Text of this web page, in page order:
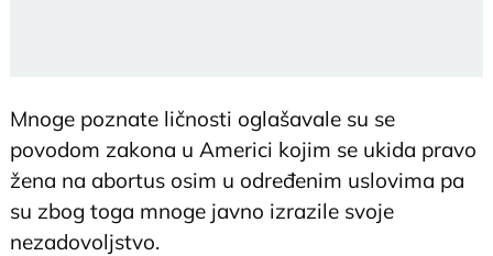
Mnoge poznate ličnosti oglašavale su se
povodom zakona u Americi kojim se ukida pravo
žena na abortus osim u određenim uslovima pa
su zbog toga mnoge javno izrazile svoje
nezadovoljstvo.